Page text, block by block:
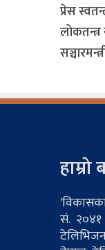
प्रेस
हाम्रो
सं.
टेलिभिजन